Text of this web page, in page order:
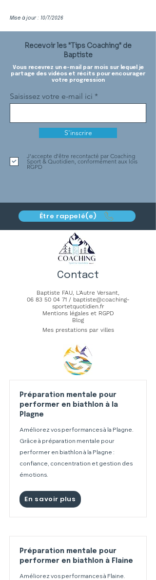
Mise à jour : 10/7/2026
Recevoir les "Tips Coaching" de
Baptiste
Vous recevrez un e-mail par mois sur lequel je
partage des vidéos et récits pour encourager
votre progression
Saisissez votre e-mail ici
S'inscrire
J'accepte d'être recontacté par Coaching
Sport & Quotidien, conformément aux lois
RGPD
Être rappelé(e)
Contact
Baptiste FAU, L'Autre Versant,
06 83 50 04 71/ baptiste@coaching-
sportetquotidien.fr
Mentions légales et RGPD
Blog
Mes prestations par villes
Préparation mentale pour
performer en biathlon à la
Plagne
Améliorez vos performances à la Plagne.
Grâce à préparation mentale pour
performer en biathlon à la Plagne :
confiance, concentration et gestion des
émotions.
En savoir plus
Préparation mentale pour
performer en biathlon à Flaine
Améliorez vos performances à Flaine.